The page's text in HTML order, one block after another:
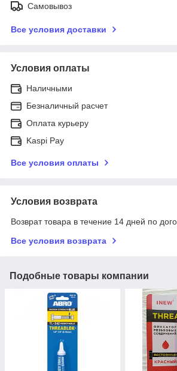
Самовывоз
Все условия доставки
Условия оплаты
Наличными
Безналичный расчет
Оплата курьеру
Kaspi Pay
Все условия оплаты
Условия возврата
Возврат товара в течение 14 дней по
Все условия возврата
Подобные товары компании